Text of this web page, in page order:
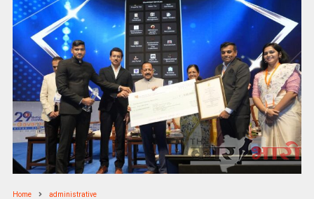
Home administrative